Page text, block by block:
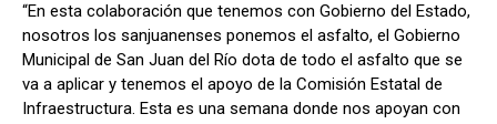
“En esta colaboración que tenemos con Gobierno del Estado,
nosotros los sanjuanenses ponemos el asfalto, el Gobierno
Municipal de San Juan del Río dota de todo el asfalto que se
va a aplicar y tenemos el apoyo de la Comisión Estatal de
Infraestructura. Esta es una semana donde nos apoyan con